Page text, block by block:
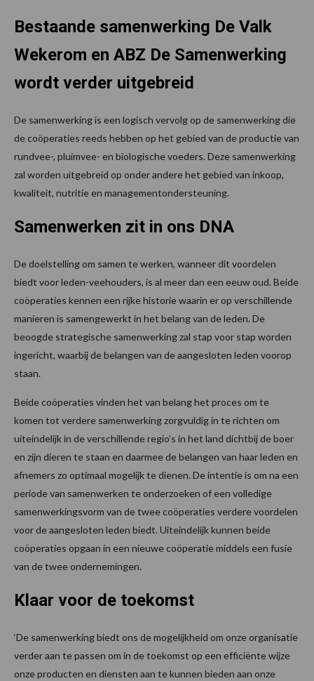
Bestaande samenwerking De Valk
Wekerom en ABZ De Samenwerking
wordt verder uitgebreid
De samenwerking is een logisch vervolg op de samenwerking die
de coöperaties reeds hebben op het gebied van de productie van
rundvee-, pluimvee- en biologische voeders. Deze samenwerking
zal worden uitgebreid op onder andere het gebied van inkoop,
kwaliteit, nutritie en managementondersteuning.
Samenwerken zit in ons DNA
De doelstelling om samen te werken, wanneer dit voordelen
biedt voor leden-veehouders, is al meer dan een eeuw oud. Beide
coöperaties kennen een rijke historie waarin er op verschillende
manieren is samengewerkt in het belang van de leden. De
beoogde strategische samenwerking zal stap voor stap worden
ingericht, waarbij de belangen van de aangesloten leden voorop
staan.
Beide coöperaties vinden het van belang het proces om te
komen tot verdere samenwerking zorgvuldig in te richten om
uiteindelijk in de verschillende regio’s in het land dichtbij de boer
en zijn dieren te staan en daarmee de belangen van haar leden en
afnemers zo optimaal mogelijk te dienen. De intentie is om na een
periode van samenwerken te onderzoeken of een volledige
samenwerkingsvorm van de twee coöperaties verdere voordelen
voor de aangesloten leden biedt. Uiteindelijk kunnen beide
coöperaties opgaan in een nieuwe coöperatie middels een fusie
van de twee ondernemingen.
Klaar voor de toekomst
‘De samenwerking biedt ons de mogelijkheid om onze organisatie
verder aan te passen om in de toekomst op een efficiënte wijze
onze producten en diensten aan te kunnen bieden aan onze